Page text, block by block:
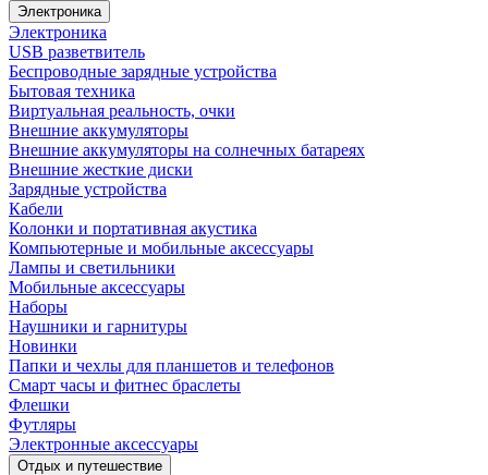
Электроника
Электроника
USB разветвитель
Беспроводные зарядные устройства
Бытовая техника
Виртуальная реальность, очки
Внешние аккумуляторы
Внешние аккумуляторы на солнечных батареях
Внешние жесткие диски
Зарядные устройства
Кабели
Колонки и портативная акустика
Компьютерные и мобильные аксессуары
Лампы и светильники
Мобильные аксессуары
Наборы
Наушники и гарнитуры
Новинки
Папки и чехлы для планшетов и телефонов
Смарт часы и фитнес браслеты
Флешки
Футляры
Электронные аксессуары
Отдых и путешествие